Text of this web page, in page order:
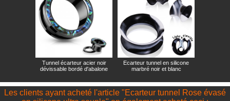
Tunnel écarteur acier noir
dévissable bordé d'abalone
Ecarteur tunnel en silicone
marbré noir et blanc
Les clients ayant acheté l'article "Ecarteur tunnel Rose évasé